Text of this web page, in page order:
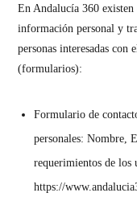
En Andalucía 360 existen
información personal y
personas interesadas con
(formularios):
Formulario de
personales: Nombre,
requerimientos de los
https://